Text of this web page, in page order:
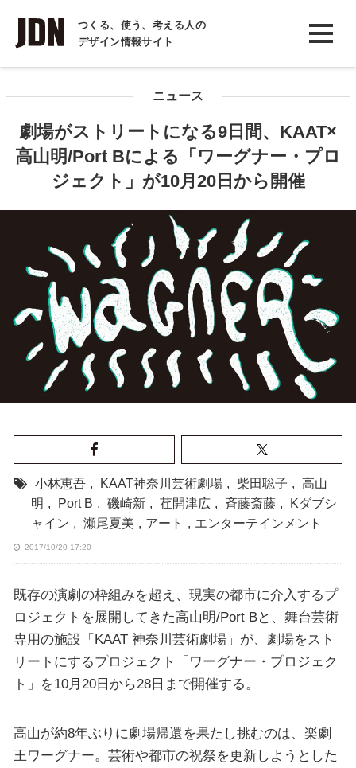
つくる、使う、考える人の
デザイン情報サイト
INTERVIEW
インタビュー
COLUMN
コラム
ニュース
劇場がストリートになる9日間、KAAT×
高山明/Port Bによる「ワーグナー・プロ
ジェクト」が10月20日から開催
小林恵吾 , KAAT神奈川芸術劇場 , 柴田聡子 , 高山
明 , Port B , 磯崎新 , 荏開津広 , 斉藤斎藤 ,
Kダブシ
ャイン , 瀬尾夏美 , アート , エンターテインメント
2017/10/20 17:20
既存の演劇の枠組みを超え、現実の都市に介入するプ
ロジェクトを展開してきた高山明/Port Bと、舞台芸術
専用の施設「KAAT 神奈川芸術劇場」が、劇場をスト
リートにするプロジェクト「ワーグナー・プロジェク
ト」を10月20日から28日まで開催する。
高山が約8年ぶりに劇場帰還を果たし挑むのは、楽劇
王ワーグナー。芸術や都市の祝祭を更新しようとした